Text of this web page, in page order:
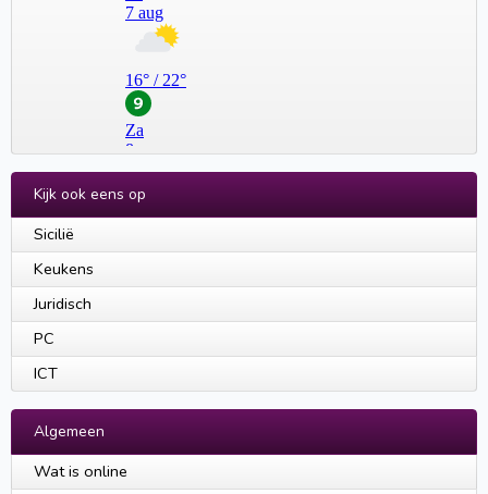
Kijk ook eens op
Sicilië
Keukens
Juridisch
PC
ICT
Algemeen
Wat is online